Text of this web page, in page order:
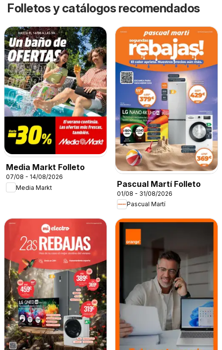
Folletos y catálogos recomendados
Media Markt Folleto
07/08 - 14/08/2026
Media Markt
Pascual Martí Folleto
01/08 - 31/08/2026
Pascual Martí